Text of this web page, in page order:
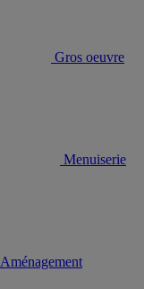
Gros oeuvre
Menuiserie
Aménagement